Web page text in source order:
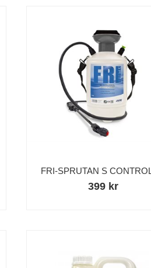
FRI-SPRUTAN S
399 kr